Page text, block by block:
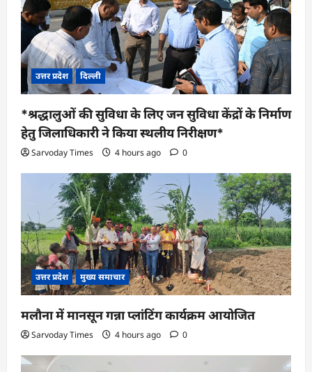
उत्तर प्रदेश दिल्ली
*श्रद्धालुओं की सुविधा के लिए जन सुविधा केंद्रों के निर्माण
हेतु जिलाधिकारी ने किया स्थलीय निरीक्षण*
Sarvoday Times 4 hours ago 0
उत्तर प्रदेश मुख्य समाचार
मलौना में मानसून गन्ना प्लांटिंग कार्यक्रम आयोजित
Sarvoday Times 4 hours ago 0